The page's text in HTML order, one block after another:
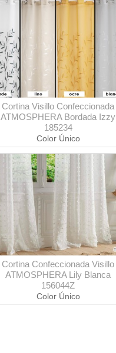
Cortina Visillo Confeccionada
ATMOSPHERA Bordada Izzy
185234
Color Único
Cortina Confeccionada Visillo
ATMOSPHERA Lily Blanca
156044Z
Color Único